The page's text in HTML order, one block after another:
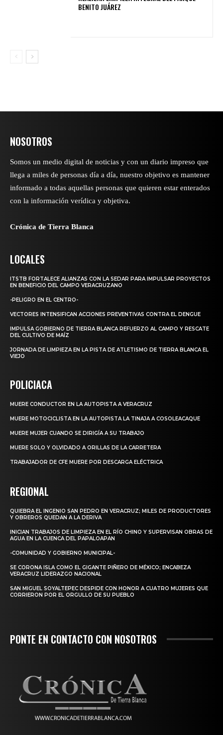
BENITO JUÁREZ
NOSOTROS
Somos un medio digital de noticias y con un diario impreso que
llega a miles de personas día a día, nuestro objetivo es mantener
informado a todas aquellas personas que quieren estar enterados
con la información verídica y objetiva.
Crónica de Tierra Blanca
LOCALES
ITSTB FORTALECE ALIANZAS CON LA SEDAR PARA IMPULSAR PROYECTOS
EN BENEFICIO DEL CAMPO VERACRUZANO
-PELIGRO EN EL CENTRO-
VECTORES INTENSIFICAN ACCIONES PREVENTIVAS CONTRA EL DENGUE
IMPULSA GOBIERNO DE TIERRA BLANCA REFUERZO AL CAMPO Y RESCATE
DEL CULTIVO DE MAÍZ
JORNADA DE LIMPIEZA EN LA PISTA DE ATLETISMO DE TIERRA BLANCA EL
VIEJO
POLICIACA
MUERE CONDUCTOR EN LA AUTOPISTA A VERACRUZ
MUERE MOTOCICLISTA EN LA AUTOPISTA LA TINAJA A COSOLEACAQUE
MUERE MUJER CUANDO SE DIRIGÍA A SU TRABAJO
MUERE SOLO Y OLVIDADO A ORILLAS DE LA CARRETERA
TRABAJADOR DE CFE MUERE POR DESCARGA ELÉCTRICA
REGIONAL
QUIEBRA EL INGENIO SAN PEDRO EN VERACRUZ; MILES DE PRODUCTORES
Y OBREROS QUEDAN A LA DERIVA
INICIAN TRABAJOS DE LIMPIEZA EN EL RÍO CHINO Y SUPERVISAN OBRAS DE
AGUA EN LA CUENCA DEL PAPALOAPAN
-COMUNIDAD Y GOBIERNO MUNICIPAL-
SE CORONA ISLA COMO EL GIGANTE PIÑERO DE MÉXICO; ENCABEZA
VERACRUZ LIDERAZGO NACIONAL
SAN MIGUEL SOYALTEPEC DESPIDE CON HONOR A CUATRO MUJERES QUE
CORRIERON POR EL ORGULLO DE SU PUEBLO
PONTE EN CONTACTO CON NOSOTROS